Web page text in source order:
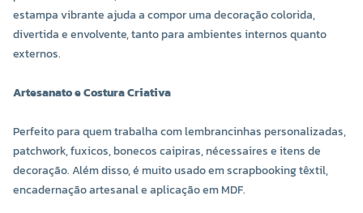
estampa vibrante ajuda a compor uma decoração colorida,
divertida e envolvente, tanto para ambientes internos quanto
externos.
Artesanato e Costura Criativa
Perfeito para quem trabalha com lembrancinhas personalizadas,
patchwork, fuxicos, bonecos caipiras, nécessaires e itens de
decoração. Além disso, é muito usado em scrapbooking têxtil,
encadernação artesanal e aplicação em MDF.